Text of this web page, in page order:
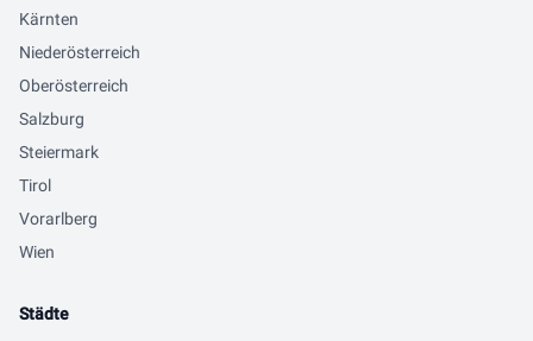
Kärnten
Niederösterreich
Oberösterreich
Salzburg
Steiermark
Tirol
Vorarlberg
Wien
Städte